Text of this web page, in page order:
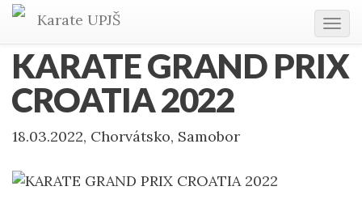
Karate UPJŠ
KARATE GRAND PRIX
CROATIA 2022
18.03.2022, Chorvátsko, Samobor